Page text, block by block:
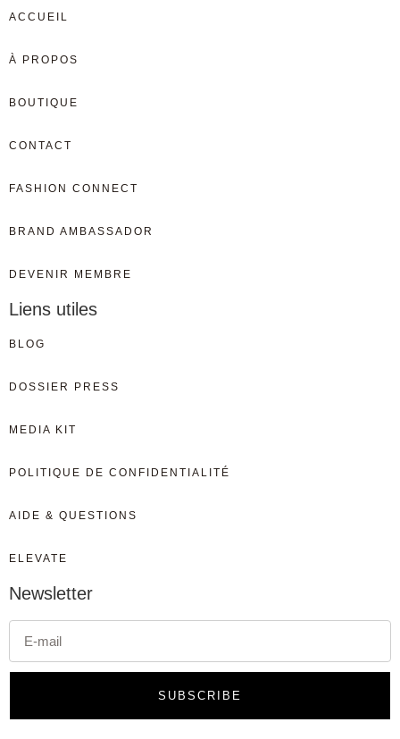
ACCUEIL
À PROPOS
BOUTIQUE
CONTACT
FASHION CONNECT
BRAND AMBASSADOR
DEVENIR MEMBRE
Liens utiles
BLOG
DOSSIER PRESS
MEDIA KIT
POLITIQUE DE CONFIDENTIALITÉ
AIDE & QUESTIONS
ELEVATE
Newsletter
SUBSCRIBE